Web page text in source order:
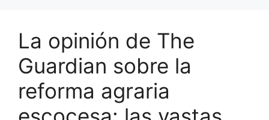
La opinión de The
Guardian sobre la
reforma agraria